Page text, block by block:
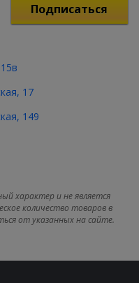
Подписаться
17
149
характер и не является
количество товаров в
от указанных на сайте.